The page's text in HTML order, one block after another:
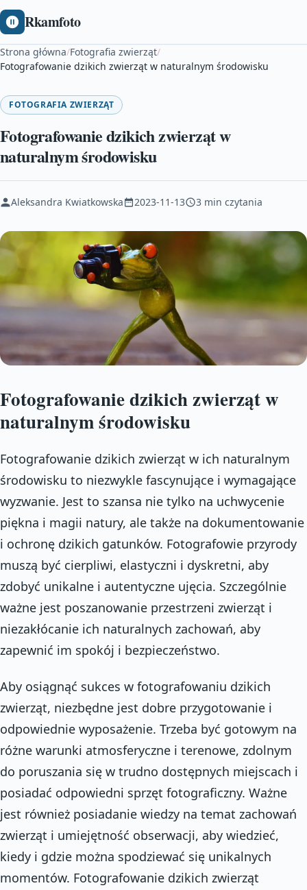
Rkamfoto
Strona główna/Fotografia zwierząt/
Fotografowanie dzikich zwierząt w naturalnym środowisku
FOTOGRAFIA ZWIERZĄT
Fotografowanie dzikich zwierząt w
naturalnym środowisku
Aleksandra Kwiatkowska 2023-11-13 3 min czytania
Fotografowanie dzikich zwierząt w
naturalnym środowisku
Fotografowanie dzikich zwierząt w ich naturalnym
środowisku to niezwykle fascynujące i wymagające
wyzwanie. Jest to szansa nie tylko na uchwycenie
piękna i magii natury, ale także na dokumentowanie
i ochronę dzikich gatunków. Fotografowie przyrody
muszą być cierpliwi, elastyczni i dyskretni, aby
zdobyć unikalne i autentyczne ujęcia. Szczególnie
ważne jest poszanowanie przestrzeni zwierząt i
niezakłócanie ich naturalnych zachowań, aby
zapewnić im spokój i bezpieczeństwo.
Aby osiągnąć sukces w fotografowaniu dzikich
zwierząt, niezbędne jest dobre przygotowanie i
odpowiednie wyposażenie. Trzeba być gotowym na
różne warunki atmosferyczne i terenowe, zdolnym
do poruszania się w trudno dostępnych miejscach i
posiadać odpowiedni sprzęt fotograficzny. Ważne
jest również posiadanie wiedzy na temat zachowań
zwierząt i umiejętność obserwacji, aby wiedzieć,
kiedy i gdzie można spodziewać się unikalnych
momentów. Fotografowanie dzikich zwierząt